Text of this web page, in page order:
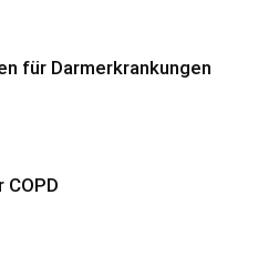
für Darmerkrankungen
COPD